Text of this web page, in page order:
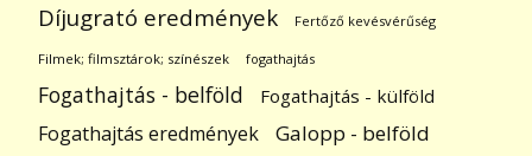
Díjugrató eredmények Fertőző kevésvérűség
Filmek; filmsztárok; színészek fogathajtás
Fogathajtás - belföld Fogathajtás - külföld
Fogathajtás eredmények Galopp - belföld